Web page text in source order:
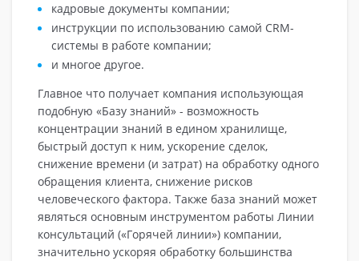
кадровые документы компании;
инструкции по использованию самой CRM-
системы в работе компании;
и многое другое.
Главное что получает компания использующая
подобную «Базу знаний» - возможность
концентрации знаний в едином хранилище,
быстрый доступ к ним, ускорение сделок,
снижение времени (и затрат) на обработку одного
обращения клиента, снижение рисков
человеческого фактора. Также база знаний может
являться основным инструментом работы Линии
консультаций («Горячей линии») компании,
значительно ускоряя обработку большинства